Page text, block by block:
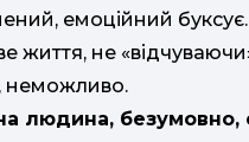
емоційний
життя, не
неможливо.
людина, безумовно,